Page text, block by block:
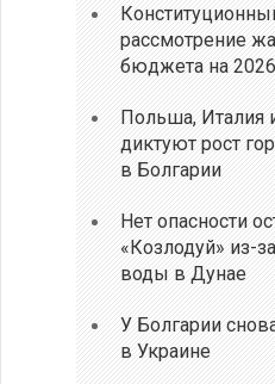
рассмотрение
бюджета на
Польша, Италия
диктуют рост
в Болгарии
Нет опасности
«Козлодуй» из-
воды в Дунае
У Болгарии
в Украине